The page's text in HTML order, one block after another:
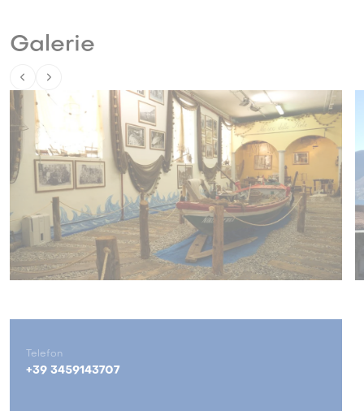
Galerie
Telefon
+39 3459143707